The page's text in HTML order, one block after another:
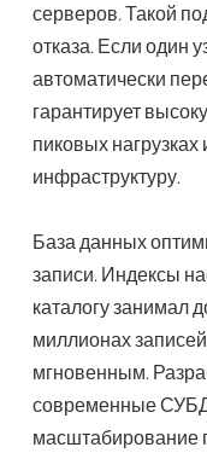
серверов. Такой
отказа. Если один
автоматически
гарантирует
пиковых нагрузках
инфраструктуру.
База данных
записи. Индексы
каталогу занимал
миллионах
мгновенным.
современные
масштабирование